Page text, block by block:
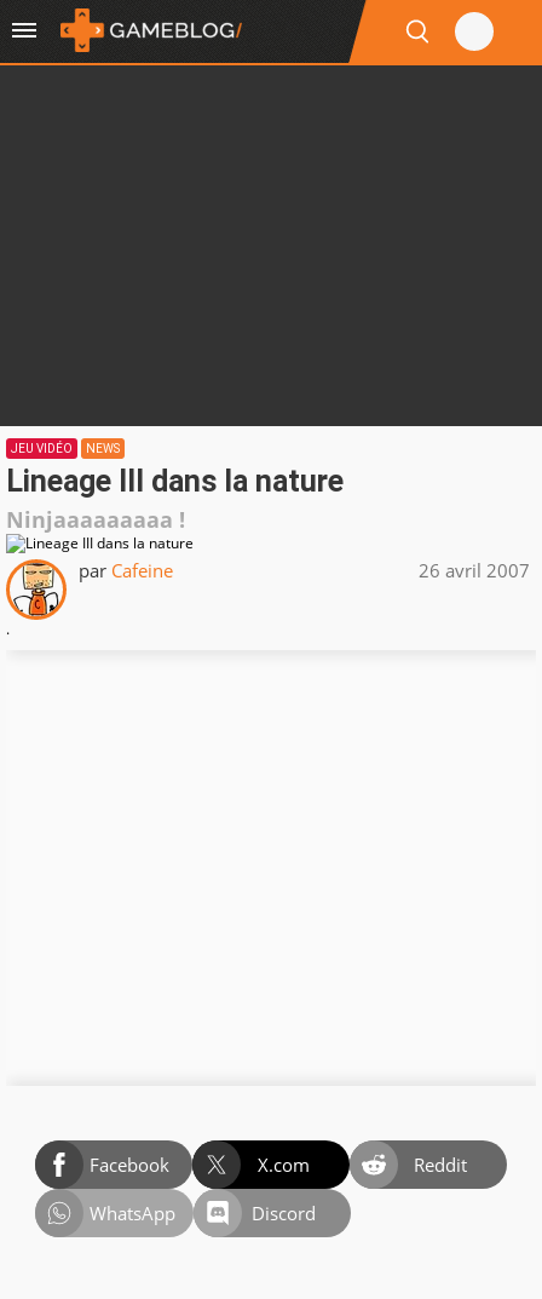
JEU VIDÉO NEWS
Lineage III dans la nature
Ninjaaaaaaaaa !
par Cafeine 26 avril 2007
.
Facebook X.com
Reddit
WhatsApp
Discord